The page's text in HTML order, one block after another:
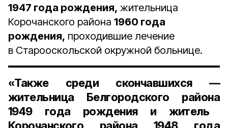
1947 года рождения, жительница
Корочанского района 1960 года
рождения, проходившие лечение
в Старооскольской окружной больнице.
«Также среди скончавшихся —
жительница Белгородского района
1949 года рождения и житель